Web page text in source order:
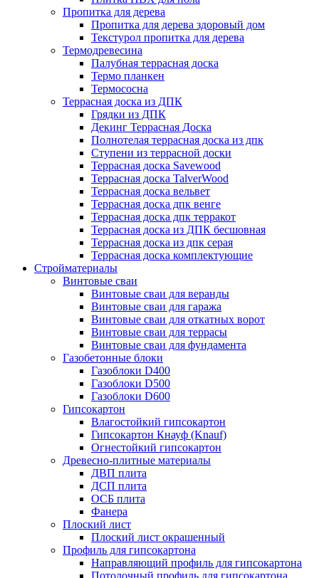
Пропитка для дерева
Пропитка для дерева здоровый дом
Текстурол пропитка для дерева
Термодревесина
Палубная террасная доска
Термо планкен
Термососна
Террасная доска из ДПК
Грядки из ДПК
Декинг Террасная Доска
Полнотелая террасная доска из дпк
Ступени из террасной доски
Террасная доска Savewood
Террасная доска TalverWood
Террасная доска вельвет
Террасная доска дпк венге
Террасная доска дпк терракот
Террасная доска из ДПК бесшовная
Террасная доска из дпк серая
Террасная доска комплектующие
Стройматериалы
Винтовые сваи
Винтовые сваи для веранды
Винтовые сваи для гаража
Винтовые сваи для откатных ворот
Винтовые сваи для террасы
Винтовые сваи для фундамента
Газобетонные блоки
Газоблоки D400
Газоблоки D500
Газоблоки D600
Гипсокартон
Влагостойкий гипсокартон
Гипсокартон Кнауф (Knauf)
Огнестойкий гипсокартон
Древесно-плитные материалы
ДВП плита
ДСП плита
ОСБ плита
Фанера
Плоский лист
Плоский лист окрашенный
Профиль для гипсокартона
Направляющий профиль для гипсокартона
Потолочный профиль для гипсокартона